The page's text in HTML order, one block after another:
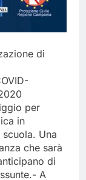
di
per
in
Una
che sarà
di
A